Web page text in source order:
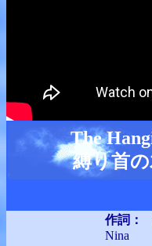
The
縛り首の
作詞：
Nina